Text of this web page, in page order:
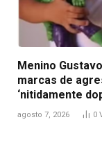
Menino
marcas de
‘nitidamente
agosto 7, 2026 0